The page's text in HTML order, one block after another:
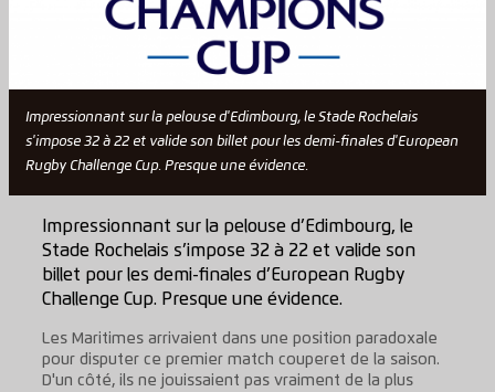
Impressionnant sur la pelouse d'Edimbourg, le Stade Rochelais
s'impose 32 à 22 et valide son billet pour les demi-finales d'European
Rugby Challenge Cup. Presque une évidence.
Impressionnant sur la pelouse d’Edimbourg, le
Stade Rochelais s’impose 32 à 22 et valide son
billet pour les demi-finales d’European Rugby
Challenge Cup. Presque une évidence.
Les Maritimes arrivaient dans une position paradoxale
pour disputer ce premier match couperet de la saison.
D'un côté, ils ne jouissaient pas vraiment de la plus